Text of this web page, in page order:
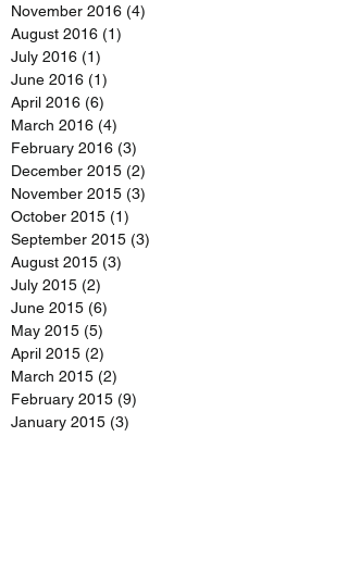
November 2016 (4)
August 2016 (1)
July 2016 (1)
June 2016 (1)
April 2016 (6)
March 2016 (4)
February 2016 (3)
December 2015 (2)
November 2015 (3)
October 2015 (1)
September 2015 (3)
August 2015 (3)
July 2015 (2)
June 2015 (6)
May 2015 (5)
April 2015 (2)
March 2015 (2)
February 2015 (9)
January 2015 (3)